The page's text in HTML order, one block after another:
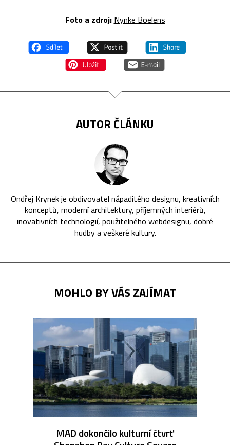
Foto a zdroj: Nynke Boelens
AUTOR ČLÁNKU
Ondřej Krynek je obdivovatel nápaditého designu, kreativních
konceptů, moderní architektury, příjemných interiérů,
inovativních technologií, použitelného webdesignu, dobré
hudby a veškeré kultury.
MOHLO BY VÁS ZAJÍMAT
MAD dokončilo kulturní čtvrť